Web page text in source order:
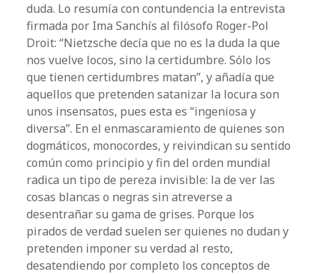
duda. Lo resumía con contundencia la entrevista
firmada por Ima Sanchís al filósofo Roger-Pol
Droit: “Nietzsche decía que no es la duda la que
nos vuelve locos, sino la certidumbre. Sólo los
que tienen certidumbres matan”, y añadía que
aquellos que pretenden satanizar la locura son
unos insensatos, pues esta es “ingeniosa y
diversa”. En el enmascaramiento de quienes son
dogmáticos, monocordes, y reivindican su sentido
común como principio y fin del orden mundial
radica un tipo de pereza invisible: la de ver las
cosas blancas o negras sin atreverse a
desentrañar su gama de grises. Porque los
pirados de verdad suelen ser quienes no dudan y
pretenden imponer su verdad al resto,
desatendiendo por completo los conceptos de